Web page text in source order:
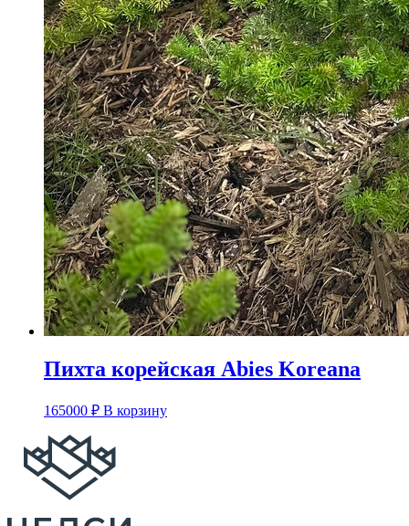
Пихта корейская Abies Koreana
165000 ₽ В корзину